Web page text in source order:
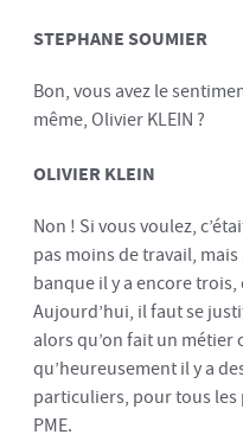
STEPHANE SOUMIER
Bon, vous avez le
même, Olivier KLEIN ?
OLIVIER KLEIN
Non ! Si vous voulez,
pas moins de travail,
banque il y a encore trois,
Aujourd’hui, il faut se
alors qu’on fait un métier
qu’heureusement il y a
particuliers, pour tous
PME.